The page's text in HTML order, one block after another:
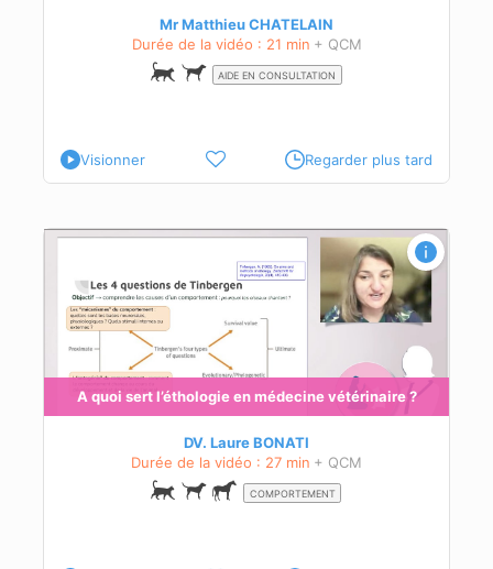
Mr Matthieu CHATELAIN
Durée de la vidéo : 21 min + QCM
AIDE EN CONSULTATION
Visionner Regarder plus tard
A quoi sert l’éthologie en médecine vétérinaire ?
DV. Laure BONATI
Durée de la vidéo : 27 min + QCM
COMPORTEMENT